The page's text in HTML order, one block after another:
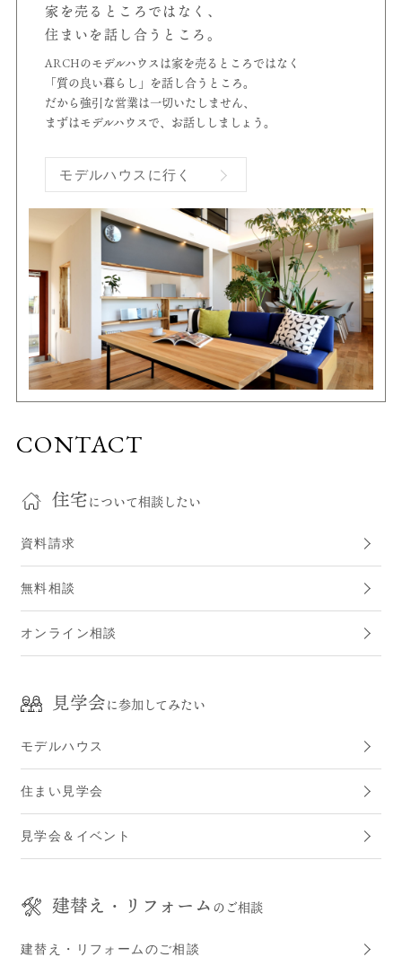
家を売るところではなく、
住まいを話し合うところ。
ARCHのモデルハウスは家を売るところではなく
「質の良い暮らし」を話し合うところ。
だから強引な営業は一切いたしません、
まずはモデルハウスで、お話ししましょう。
モデルハウスに行く
CONTACT
住宅について相談したい
資料請求
無料相談
オンライン相談
見学会に参加してみたい
モデルハウス
住まい見学会
見学会＆イベント
建替え・リフォーム のご相談
建替え・リフォームのご相談